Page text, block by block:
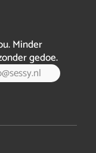
Minder
gedoe.